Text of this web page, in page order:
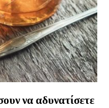
να αδυνατίσετε